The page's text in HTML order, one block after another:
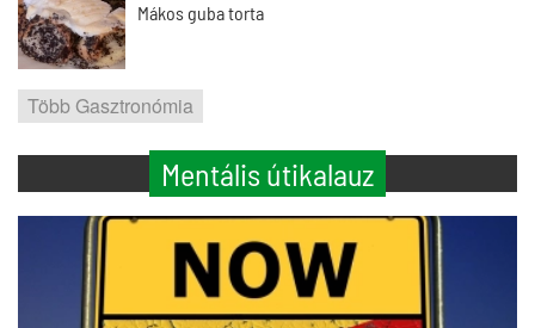
Mákos guba torta
Több Gasztronómia
Mentális útikalauz